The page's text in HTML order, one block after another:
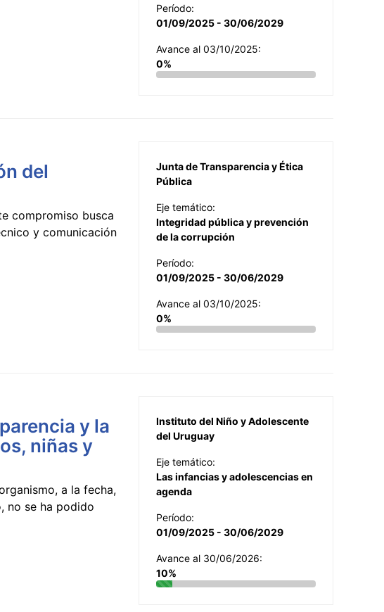
Período:
01/09/2025 - 30/06/2029
Avance al 03/10/2025:
0%
del
compromiso busca
y comunicación
Junta de Transparencia y Ética
Pública
Eje temático:
Integridad pública y prevención
de la corrupción
Período:
01/09/2025 - 30/06/2029
Avance al 03/10/2025:
0%
y la
niñas y
a la fecha,
no se ha podido
Instituto del Niño y Adolescente
del Uruguay
Eje temático:
Las infancias y adolescencias en
agenda
Período:
01/09/2025 - 30/06/2029
Avance al 30/06/2026:
10%